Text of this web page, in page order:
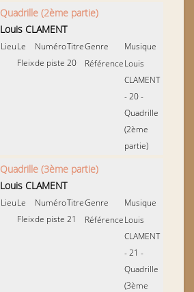
Quadrille (2ème partie)
Louis CLAMENT
LieuLe
Fleix
Numéro
de piste
Titre
20
Genre
Musique
RéférenceLouis
CLAMENT
- 20 -
Quadrille
(2ème
partie)
Quadrille (3ème partie)
Louis CLAMENT
LieuLe
Fleix
Numéro
de piste
Titre
21
Genre
Musique
RéférenceLouis
CLAMENT
- 21 -
Quadrille
(3ème